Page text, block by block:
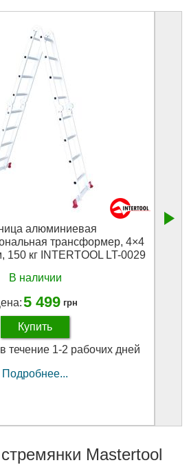
алюминиевая
трансформер, 4×4
150 кг INTERTOOL LT-0029
В наличии
5 499 грн
Купить
течение 1-2 рабочих дней
Подробнее...
Mastertool